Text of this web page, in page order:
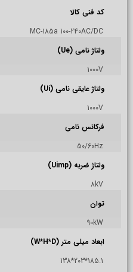
کد فنی کالا
MC-185a 100-240AC/DC
ولتاژ نامی (Ue)
1000V
ولتاژ عایقی نامی (Ui)
1000V
فرکانس نامی
50/60Hz
ولتاژ ضربه (Uimp)
8kV
توان
90kW
ابعاد میلی متر (W*H*D)
185.1*203*138